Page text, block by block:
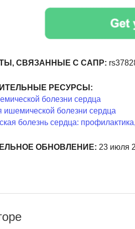
СВЯЗАННЫЕ С САПР:
РЕСУРСЫ:
болезни сердца
ишемической болезни сердца
болезнь сердца:
ОБНОВЛЕНИЕ: 23 июля